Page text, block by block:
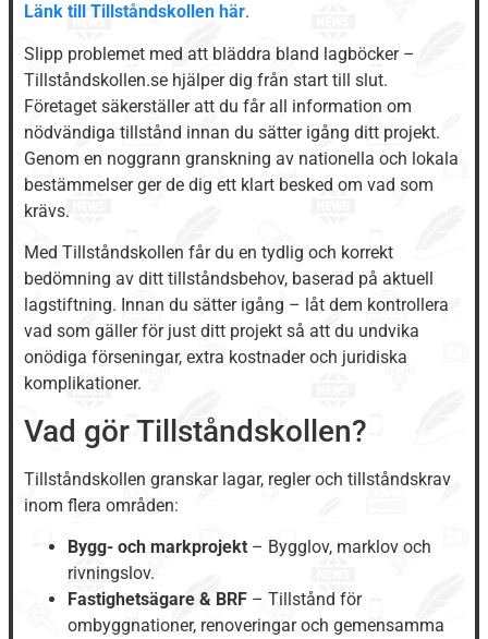
Länk till Tillståndskollen här.
Slipp problemet med att bläddra bland lagböcker –
Tillståndskollen.se hjälper dig från start till slut.
Företaget säkerställer att du får all information om
nödvändiga tillstånd innan du sätter igång ditt projekt.
Genom en noggrann granskning av nationella och lokala
bestämmelser ger de dig ett klart besked om vad som
krävs.
Med Tillståndskollen får du en tydlig och korrekt
bedömning av ditt tillståndsbehov, baserad på aktuell
lagstiftning. Innan du sätter igång – låt dem kontrollera
vad som gäller för just ditt projekt så att du undvika
onödiga förseningar, extra kostnader och juridiska
komplikationer.
Vad gör Tillståndskollen?
Tillståndskollen granskar lagar, regler och tillståndskrav
inom flera områden:
Bygg- och markprojekt – Bygglov, marklov och
rivningslov.
Fastighetsägare & BRF – Tillstånd för
ombyggnationer, renoveringar och gemensamma